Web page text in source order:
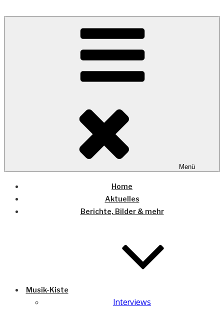
COUNTRYHOME
Wo die (Country-) Musik Zuhause ist
Menü
Home
Aktuelles
Berichte, Bilder & mehr
Musik-Kiste
Interviews